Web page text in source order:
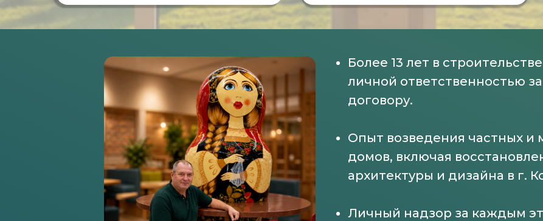
Более 13 лет в
личной ответственностью
договору.
Опыт возведения частных и
домов, включая
архитектуры и дизайна в г.
Личный надзор за каждым